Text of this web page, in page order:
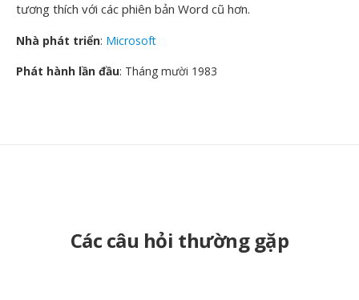
tương thích với các phiên bản Word cũ hơn.
Nhà phát triển: Microsoft
Phát hành lần đầu: Tháng mười 1983
Các câu hỏi thường gặp